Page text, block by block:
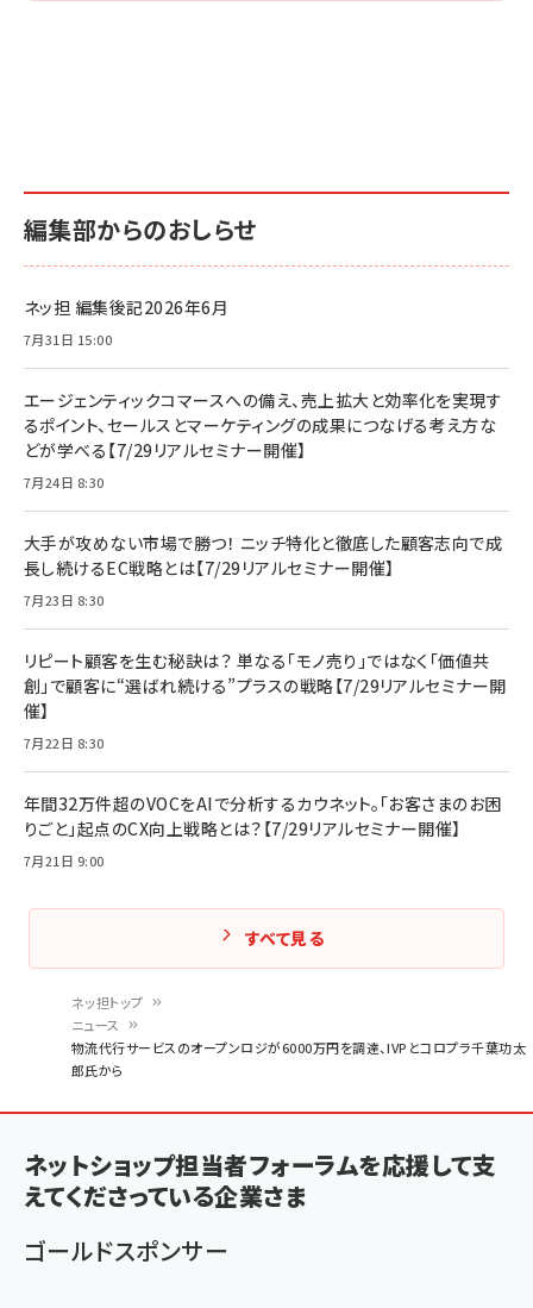
く
ず
ネッ担トップ
ニュース
物流代行サービスのオープンロジが6000万円を調達、IVPとコロプラ千葉功太
郎氏から
編集部からのおしらせ
ネッ担 編集後記2026年6月
7月31日 15:00
エージェンティックコマースへの備え、売上拡大と効率化を実現す
るポイント、セールスとマーケティングの成果につなげる考え方な
どが学べる【7/29リアルセミナー開催】
7月24日 8:30
大手が攻めない市場で勝つ！ ニッチ特化と徹底した顧客志向で成
長し続けるEC戦略とは【7/29リアルセミナー開催】
7月23日 8:30
リピート顧客を生む秘訣は？ 単なる「モノ売り」ではなく「価値共
創」で顧客に“選ばれ続ける”プラスの戦略【7/29リアルセミナー開
催】
7月22日 8:30
年間32万件超のVOCをAIで分析するカウネット。「お客さまのお困
りごと」起点のCX向上戦略とは？【7/29リアルセミナー開催】
7月21日 9:00
すべて見る
ネットショップ担当者フォーラムを応援して支
えてくださっている企業さま
ゴールドスポンサー